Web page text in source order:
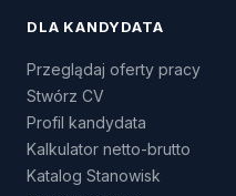
DLA KANDYDATA
Przeglądaj oferty pracy
Stwórz CV
Profil kandydata
Kalkulator netto-brutto
Katalog Stanowisk